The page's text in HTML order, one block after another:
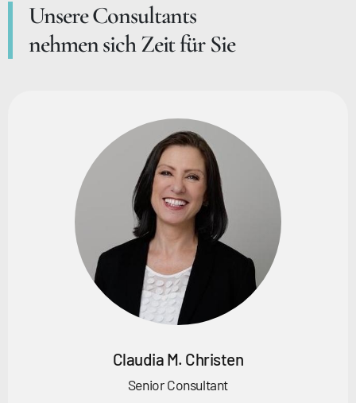
Unsere Consultants
nehmen sich Zeit für Sie
Claudia M. Christen
Senior Consultant